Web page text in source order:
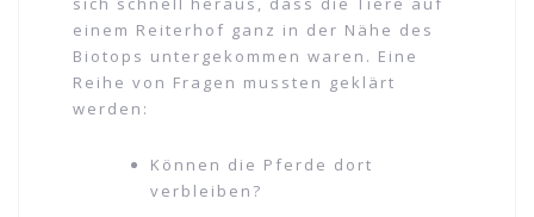
einem Reiterhof ganz in der Nähe des
Biotops untergekommen waren. Eine
Reihe von Fragen mussten geklärt
werden:
Können die Pferde dort
verbleiben?